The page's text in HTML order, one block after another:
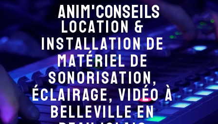
Anim'Conseils
Location &
Installation de
matériel de
sonorisation,
éclairage, vidéo à
Belleville en